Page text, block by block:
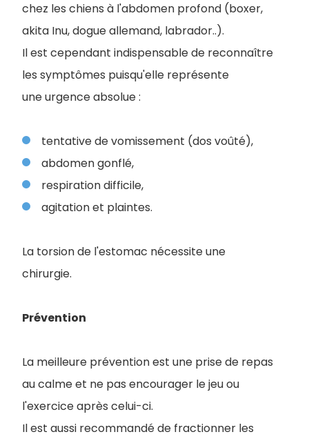
chez les chiens à l'abdomen profond (boxer,
akita Inu, dogue allemand, labrador..).
Il est cependant indispensable de reconnaître
les symptômes puisqu'elle représente
une urgence absolue :
tentative de vomissement (dos voûté),
abdomen gonflé,
respiration difficile,
agitation et plaintes.
La torsion de l'estomac nécessite une
chirurgie.
Prévention
La meilleure prévention est une prise de repas
au calme et ne pas encourager le jeu ou
l'exercice après celui-ci.
Il est aussi recommandé de fractionner les